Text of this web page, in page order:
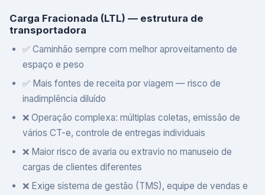
Carga Fracionada (LTL) — estrutura de
transportadora
✅ Caminhão sempre com melhor aproveitamento de
espaço e peso
✅ Mais fontes de receita por viagem — risco de
inadimplência diluído
❌ Operação complexa: múltiplas coletas, emissão de
vários CT-e, controle de entregas individuais
❌ Maior risco de avaria ou extravio no manuseio de
cargas de clientes diferentes
❌ Exige sistema de gestão (TMS), equipe de vendas e